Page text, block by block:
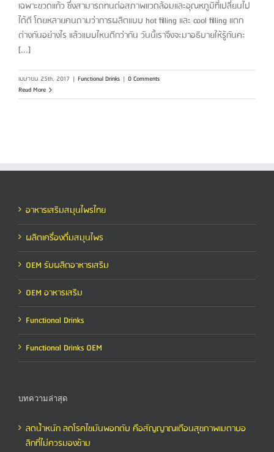
เฉพาะขวดแก้ว ซึ่งสามารถทนต่อสภาพแวดล้อมและอุณหภูมิที่เปลี่ยนไป
ได้ดี โดยหลายคนถามว่าการผลิตแบบ hot filling และ cool filling แตก
ต่างกันอย่างไร แล้วแบบไหนดีกว่ากัน วันนี้เราจึงจะมาอธิบายให้รู้กันคะ
[...]
เมษายน 25th, 2017 | Functional Drinks | 0 Comments
Read More
อาหารเสริมสมุนไพรไทย
ผลิตเครื่องดื่มสมุนไพร
OEM รับผลิตอาหารเสริม
OEM อาหารเสริม
Functional Drinks
Functional Drinks OEM
บทความล่าสุด
ลดน้ำหนัก ลดโรคไขมันพอกตับ คือสัญญาณเตือนสุขภาพเมตาบอ
ลิกที่ไม่ควรมองข้าม